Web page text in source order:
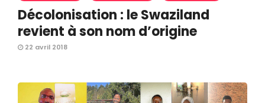
Décolonisation : le Swaziland
revient à son nom d’origine
22 avril 2018